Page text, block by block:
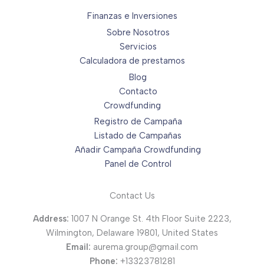
Finanzas e Inversiones
Sobre Nosotros
Servicios
Calculadora de prestamos
Blog
Contacto
Crowdfunding
Registro de Campaña
Listado de Campañas
Añadir Campaña Crowdfunding
Panel de Control
Contact Us
Address: 1007 N Orange St. 4th Floor Suite 2223,
Wilmington, Delaware 19801, United States
Email: aurema.group@gmail.com
Phone: +13323781281